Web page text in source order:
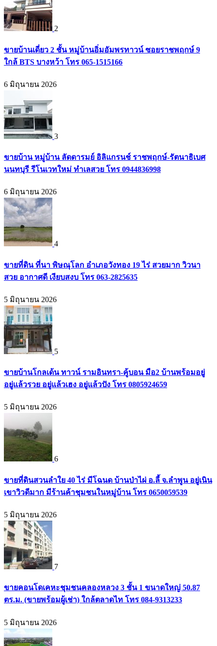
2
ขายบ้านเดี่ยว 2 ชั้น หมู่บ้านอิ่มอัมพรทาวน์ ซอยราชพฤกษ์ 9
ใกล้ BTS บางหว้า โทร 065-1515166
6 มิถุนายน 2026
3
ขายบ้าน หมู่บ้าน ลัดดารมย์ อิลิแกรนช์ ราชพฤกษ์-รัตนาธิเบศ
นนทบุรี รีโนเวทใหม่ ทำเลสวย โทร 0944836998
6 มิถุนายน 2026
4
ขายที่ดิน ที่นา พิษณุโลก อำเภอวังทอง 19 ไร่ สวยมาก วิวนา
สวย อากาศดี เงียบสงบ โทร 063-2825635
5 มิถุนายน 2026
5
ขายบ้านโกลเด้น ทาวน์ รามอินทรา-คู้บอน มือ2 บ้านพร้อมอยู่
อยู่แล้วรวย อยู่แล้วเฮง อยู่แล้วปัง โทร 0805924659
5 มิถุนายน 2026
6
ขายที่ดินสวนลำใย 40 ไร่ มีโฉนด บ้านป่าไผ่ อ.ลี้ จ.ลำพูน อยู่เนิน
เขาวิวดีมาก มีร้านค้าชุมชนในหมู่บ้าน โทร 0650059539
5 มิถุนายน 2026
7
ขายคอนโดเคหะชุมชนคลองหลวง 3 ชั้น 1 ขนาดใหญ่ 50.87
ตร.ม. (ขายพร้อมผู้เช่า) ใกล้ตลาดไท โทร 084-9313233
5 มิถุนายน 2026